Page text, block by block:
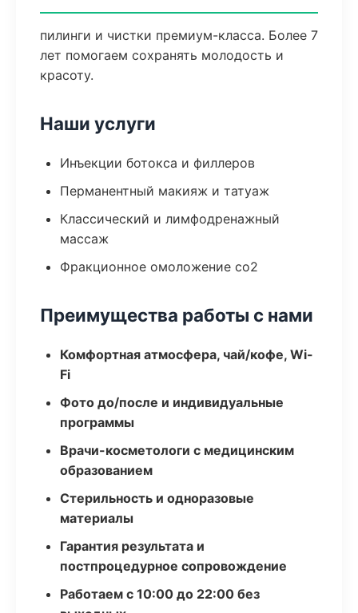
пилинги и чистки премиум-класса. Более 7
лет помогаем сохранять молодость и
красоту.
Наши услуги
Инъекции ботокса и филлеров
Перманентный макияж и татуаж
Классический и лимфодренажный
массаж
Фракционное омоложение co2
Преимущества работы с нами
Комфортная атмосфера, чай/кофе, Wi-
Fi
Фото до/после и индивидуальные
программы
Врачи-косметологи с медицинским
образованием
Стерильность и одноразовые
материалы
Гарантия результата и
постпроцедурное сопровождение
Работаем с 10:00 до 22:00 без